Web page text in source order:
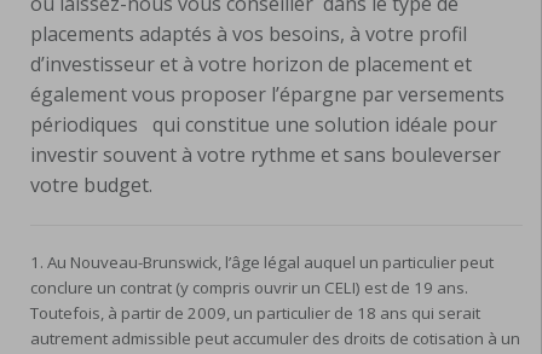
placements adaptés à vos besoins, à votre profil
d’investisseur et à votre horizon de placement et
également vous proposer l’épargne par versements
périodiques qui constitue une solution idéale pour
investir souvent à votre rythme et sans bouleverser
votre budget.
1. Au Nouveau-Brunswick, l’âge légal auquel un particulier peut
conclure un contrat (y compris ouvrir un CELI) est de 19 ans.
Toutefois, à partir de 2009, un particulier de 18 ans qui serait
autrement admissible peut accumuler des droits de cotisation à un